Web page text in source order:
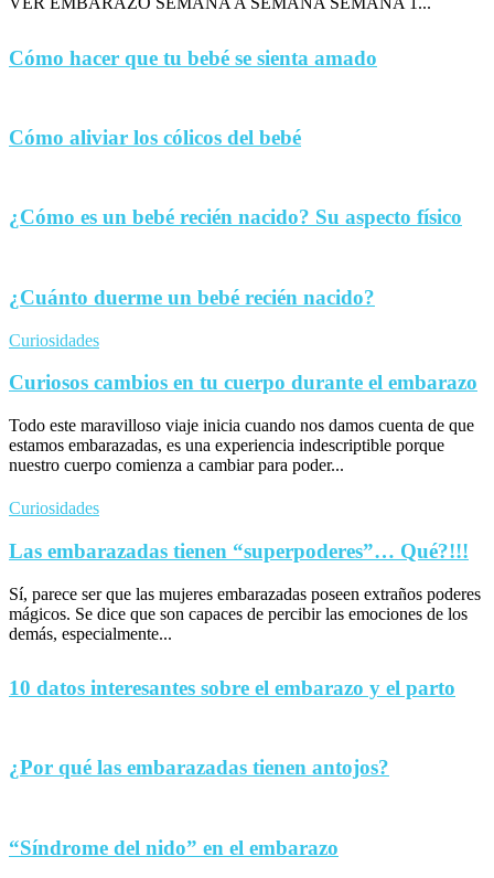
Cómo hacer que tu bebé se sienta amado
Cómo aliviar los cólicos del bebé
¿Cómo es un bebé recién nacido? Su aspecto físico
¿Cuánto duerme un bebé recién nacido?
Curiosidades
Curiosos cambios en tu cuerpo durante el embarazo
Todo este maravilloso viaje inicia cuando nos damos cuenta de que
estamos embarazadas, es una experiencia indescriptible porque
nuestro cuerpo comienza a cambiar para poder...
Curiosidades
Las embarazadas tienen “superpoderes”… Qué?!!!
Sí, parece ser que las mujeres embarazadas poseen extraños poderes
mágicos. Se dice que son capaces de percibir las emociones de los
demás, especialmente...
10 datos interesantes sobre el embarazo y el parto
¿Por qué las embarazadas tienen antojos?
“Síndrome del nido” en el embarazo